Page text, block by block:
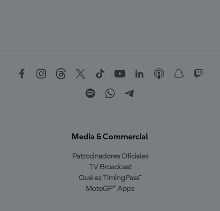
Media & Commercial
Patrocinadores Oficiales
TV Broadcast
Qué es TimingPass™
MotoGP™ Apps